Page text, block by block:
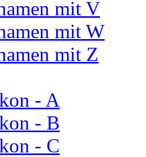
mit V
mit W
mit Z
- A
- B
- C